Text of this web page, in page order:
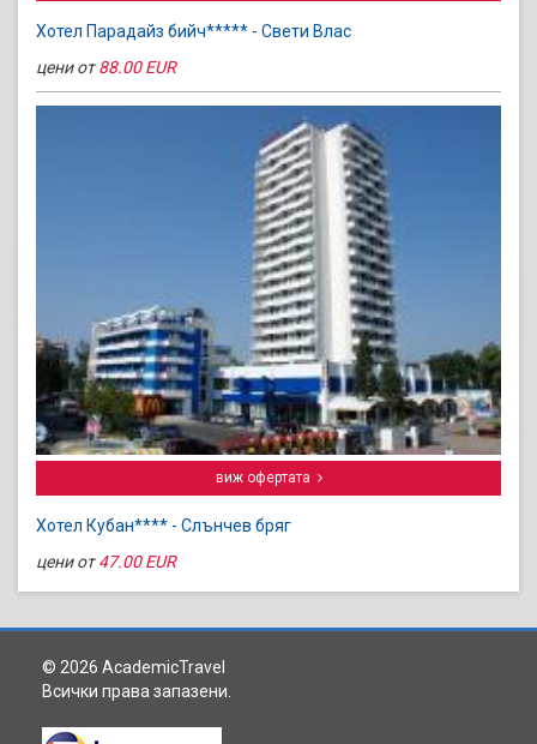
Хотел Парадайз бийч***** - Свети Влас
цени от88.00 EUR
виж офертата
Хотел Кубан**** - Слънчев бряг
цени от47.00 EUR
© 2026 AcademicTravel
Всички права запазени.